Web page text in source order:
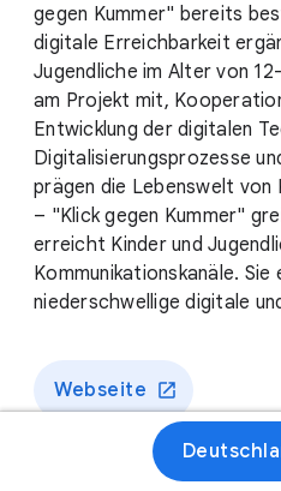
gegen Kummer" bereits
digitale Erreichbarkeit
Jugendliche im Alter von
am Projekt mit,
Entwicklung der digitalen
Digitalisierungsprozesse
prägen die Lebenswelt von
– "Klick gegen Kummer"
erreicht Kinder und
Kommunikationskanäle.
niederschwellige digitale
Webseite